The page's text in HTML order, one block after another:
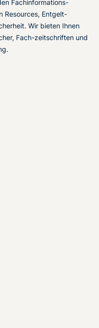
Fachinformations-
Resources, Entgelt-
Wir bieten Ihnen
Fach-zeitschriften und